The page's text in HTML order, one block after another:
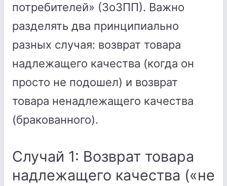
потребителей» (ЗоЗПП). Важно
разделять два принципиально
разных случая: возврат товара
надлежащего качества (когда он
просто не подошел) и возврат
товара ненадлежащего качества
(бракованного).
Случай 1: Возврат товара
надлежащего качества («не